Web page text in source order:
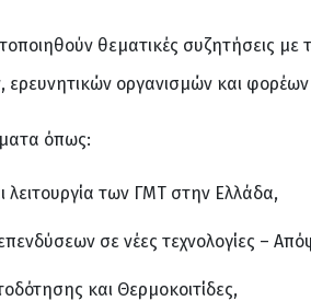
θεματικές συζητήσεις
οργανισμών και φορέων
όπως:
των ΓΜΤ στην Ελλάδα,
σε νέες τεχνολογίες –
και Θερμοκοιτίδες,